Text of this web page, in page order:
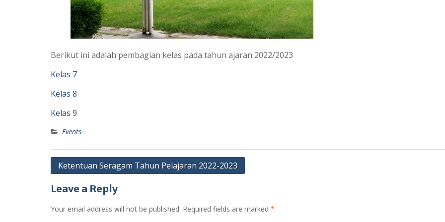
Berikut ini adalah pembagian kelas pada tahun ajaran 2022/2023
Kelas 7
Kelas 8
Kelas 9
Events
Post
Ketentuan Seragam Tahun Pelajaran 2022-2023
Leave a Reply
Your email address will not be published. Required fields are marked *